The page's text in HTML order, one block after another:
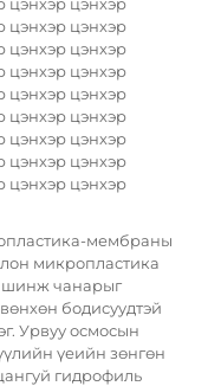
цэнхэр цэнхэр
цэнхэр цэнхэр
цэнхэр цэнхэр
цэнхэр цэнхэр
цэнхэр цэнхэр
цэнхэр цэнхэр
цэнхэр цэнхэр
цэнхэр цэнхэр
мембраны
микропластика
шинж чанарыг
бодисуудтэй
Урвуу осмосын
үеийн зөнгөн
гидрофиль